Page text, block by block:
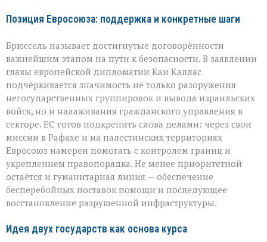
Позиция Евросоюза: поддержка и конкретные шаги
Брюссель называет достигнутые договорённости
важнейшим этапом на пути к безопасности. В заявлении
главы европейской дипломатии Каи Каллас
подчёркивается значимость не только разоружения
негосударственных группировок и вывода израильских
войск, но и налаживания гражданского управления в
секторе. ЕС готов подкрепить слова делами: через свои
миссии в Рафахе и на палестинских территориях
Евросоюз намерен помогать с контролем границ и
укреплением правопорядка. Не менее приоритетной
остаётся и гуманитарная линия — обеспечение
бесперебойных поставок помощи и последующее
восстановление разрушенной инфраструктуры.
Идея двух государств как основа курса